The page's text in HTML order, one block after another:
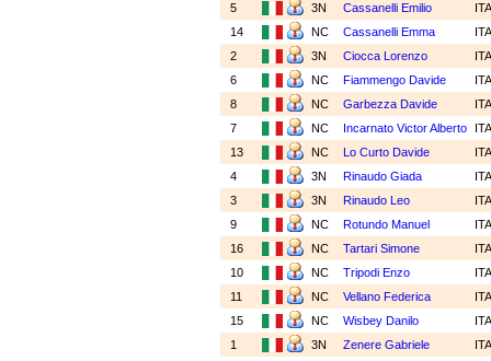
5
3N Cassanelli Emilio
14
NC Cassanelli Emma
2
3N Ciocca Lorenzo
6
NC Fiammengo Davide
8
NC Garbezza Davide
7
NC Incarnato Victor Alberto
13
NC Lo Curto Davide
4
3N Rinaudo Giada
3
3N Rinaudo Leo
9
NC Rotundo Manuel
16
NC Tartari Simone
10
NC Tripodi Enzo
11
NC Vellano Federica
15
NC Wisbey Danilo
1
3N Zenere Gabriele